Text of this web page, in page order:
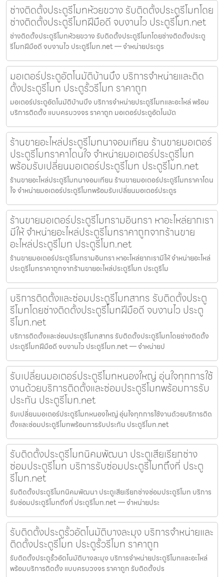
ช่างติดตั้งประตูรีโมทห้วยขวาง รับติดตั้งประตูรีโมทโดย
ช่างติดตั้งประตูรีโมทฝีมือดี จบงานไว ประตูรีโมท.net
ช่างติดตั้งประตูรีโมทห้วยขวาง รับติดตั้งประตูรีโมทโดยช่างติดตั้งประตู
รีโมทฝีมือดี จบงานไว ประตูรีโมท.net — จำหน่ายประตูร
มอเตอร์ประตูอัตโนมัติบ้านบึง บริการจำหน่ายและติด
ตั้งประตูรีโมท ประตูรั้วรีโมท ราคาถูก
มอเตอร์ประตูอัตโนมัติบ้านบึง บริการจำหน่ายประตูรีโมทและอะไหล่ พร้อม
บริการติดตั้ง แบบครบวงจร ราคาถูก มอเตอร์ประตูอัตโนมัต
ร้านขายอะไหล่ประตูรีโมทนาจอมเทียน ร้านขายมอเตอร์
ประตูรีโมทราคาโดนใจ จำหน่ายมอเตอร์ประตูรีโมท
พร้อมรับเปลี่ยนมอเตอร์ประตูรีโมท ประตูรีโมท.net
ร้านขายอะไหล่ประตูรีโมทนาจอมเทียน ร้านขายมอเตอร์ประตูรีโมทราคาโดน
ใจ จำหน่ายมอเตอร์ประตูรีโมทพร้อมรับเปลี่ยนมอเตอร์ประตูร
ร้านขายมอเตอร์ประตูรีโมทรามอินทรา หาอะไหล่ยากเรา
มีให้ จำหน่ายอะไหล่ประตูรีโมทราคาถูกจากร้านขาย
อะไหล่ประตูรีโมท ประตูรีโมท.net
ร้านขายมอเตอร์ประตูรีโมทรามอินทรา หาอะไหล่ยากเรามีให้ จำหน่ายอะไหล่
ประตูรีโมทราคาถูกจากร้านขายอะไหล่ประตูรีโมท ประตูรีโม
บริการติดตั้งและซ่อมประตูรีโมทสาทร รับติดตั้งประตู
รีโมทโดยช่างติดตั้งประตูรีโมทฝีมือดี จบงานไว ประตู
รีโมท.net
บริการติดตั้งและซ่อมประตูรีโมทสาทร รับติดตั้งประตูรีโมทโดยช่างติดตั้ง
ประตูรีโมทฝีมือดี จบงานไว ประตูรีโมท.net — จำหน่ายป
รับเปลี่ยนมอเตอร์ประตูรีโมทหนองใหญ่ อุ่นใจทุกการใช้
งานด้วยบริการติดตั้งและซ่อมประตูรีโมทพร้อมการรับ
ประกัน ประตูรีโมท.net
รับเปลี่ยนมอเตอร์ประตูรีโมทหนองใหญ่ อุ่นใจทุกการใช้งานด้วยบริการติด
ตั้งและซ่อมประตูรีโมทพร้อมการรับประกัน ประตูรีโมท.net
รับติดตั้งประตูรีโมทนิคมพัฒนา ประตูเสียเรียกช่าง
ซ่อมประตูรีโมท บริการรับซ่อมประตูรีโมทถึงที่ ประตู
รีโมท.net
รับติดตั้งประตูรีโมทนิคมพัฒนา ประตูเสียเรียกช่างซ่อมประตูรีโมท บริการ
รับซ่อมประตูรีโมทถึงที่ ประตูรีโมท.net — จำหน่ายประ
รับติดตั้งประตูรั้วอัตโนมัติบางละมุง บริการจำหน่ายและ
ติดตั้งประตูรีโมท ประตูรั้วรีโมท ราคาถูก
รับติดตั้งประตูรั้วอัตโนมัติบางละมุง บริการจำหน่ายประตูรีโมทและอะไหล่
พร้อมบริการติดตั้ง แบบครบวงจร ราคาถูก รับติดตั้งปร